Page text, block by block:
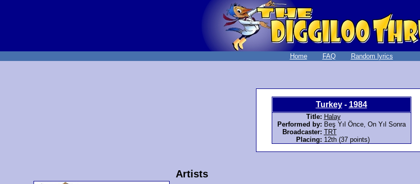
Home FAQ Random lyrics
Turkey- 1984
Title: Halay
Performed by: Beş Yıl Önce, On Yıl Sonra
Broadcaster: TRT
Placing: 12th (37 points)
Artists